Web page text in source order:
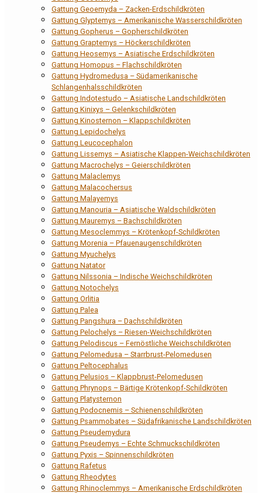
Gattung Geoemyda – Zacken-Erdschildkröten
Gattung Glyptemys – Amerikanische Wasserschildkröten
Gattung Gopherus – Gopherschildkröten
Gattung Graptemys – Höckerschildkröten
Gattung Heosemys – Asiatische Erdschildkröten
Gattung Homopus – Flachschildkröten
Gattung Hydromedusa – Südamerikanische
Schlangenhalsschildkröten
Gattung Indotestudo – Asiatische Landschildkröten
Gattung Kinixys – Gelenkschildkröten
Gattung Kinosternon – Klappschildkröten
Gattung Lepidochelys
Gattung Leucocephalon
Gattung Lissemys – Asiatische Klappen-Weichschildkröten
Gattung Macrochelys – Geierschildkröten
Gattung Malaclemys
Gattung Malacochersus
Gattung Malayemys
Gattung Manouria – Asiatische Waldschildkröten
Gattung Mauremys – Bachschildkröten
Gattung Mesoclemmys – Krötenkopf-Schildkröten
Gattung Morenia – Pfauenaugenschildkröten
Gattung Myuchelys
Gattung Natator
Gattung Nilssonia – Indische Weichschildkröten
Gattung Notochelys
Gattung Orlitia
Gattung Palea
Gattung Pangshura – Dachschildkröten
Gattung Pelochelys – Riesen-Weichschildkröten
Gattung Pelodiscus – Fernöstliche Weichschildkröten
Gattung Pelomedusa – Starrbrust-Pelomedusen
Gattung Peltocephalus
Gattung Pelusios – Klappbrust-Pelomedusen
Gattung Phrynops – Bärtige Krötenkopf-Schildkröten
Gattung Platysternon
Gattung Podocnemis – Schienenschildkröten
Gattung Psammobates – Südafrikanische Landschildkröten
Gattung Pseudemydura
Gattung Pseudemys – Echte Schmuckschildkröten
Gattung Pyxis – Spinnenschildkröten
Gattung Rafetus
Gattung Rheodytes
Gattung Rhinoclemmys – Amerikanische Erdschildkröten